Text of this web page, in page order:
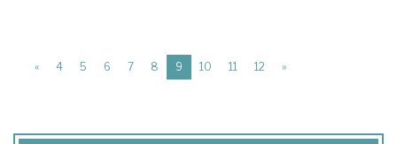
« 4 5 6 7 8 9 (current)
10 11 12 »